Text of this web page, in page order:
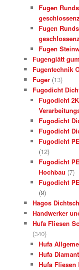
Fugen
Fugen
Fugen
Fugenglätt
Fugentechnik
Fuger (13)
Fugodicht
Fugodicht
Fugodicht
Fugodicht
Fugodicht
(12)
Fugodicht
Hochbau (7)
Fugodicht
(9)
Hagos
Handwerker
Hufa Fliesen
(340)
Hufa
Hufa
Hufa Fliesen